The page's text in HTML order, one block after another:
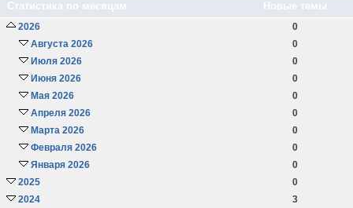
Статистика по месяцам
Новые темы
2026
0
Августа 2026
0
Июля 2026
0
Июня 2026
0
Мая 2026
0
Апреля 2026
0
Марта 2026
0
Февраля 2026
0
Января 2026
0
2025
0
2024
3